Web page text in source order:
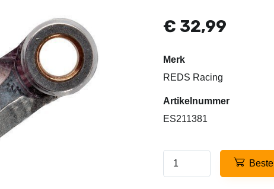
€ 32,99
Merk
REDS Racing
Artikelnummer
ES211381
Bestel